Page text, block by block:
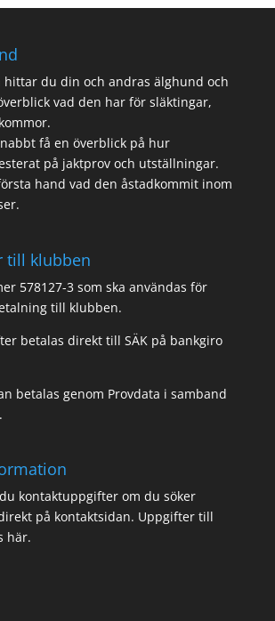
hittar du din och andras älghund och
vad den har för släktingar,
få en överblick på hur
på jaktprov och utställningar.
hand vad den åstadkommit inom
till klubben
578127-3 som ska användas för
till klubben.
betalas direkt till SÄK på bankgiro
betalas genom Provdata i samband
kontaktuppgifter om du söker
på kontaktsidan. Uppgifter till
här.